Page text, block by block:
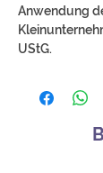
Anwendung
UStG.